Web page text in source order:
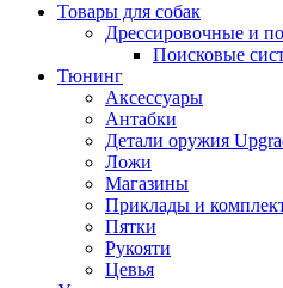
Товары для собак
Дрессировочные и
Поисковые
Тюнинг
Аксессуары
Антабки
Детали оружия
Ложи
Магазины
Приклады и
Пятки
Рукояти
Цевья